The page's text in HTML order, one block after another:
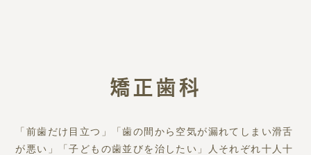
矯正歯科
「前歯だけ目立つ」「歯の間から空気が漏れてしまい滑舌
が悪い」「子どもの歯並びを治したい」人それぞれ十人十